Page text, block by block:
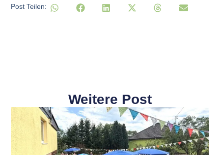
Post Teilen:
Weitere Post